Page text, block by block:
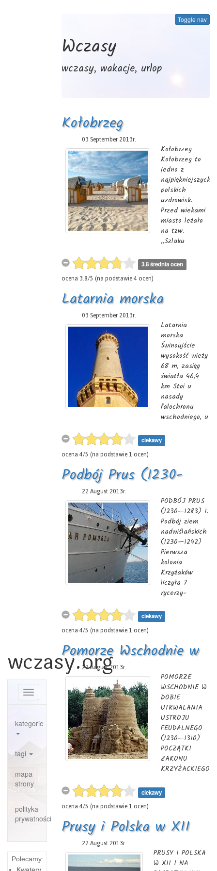
wczasy.org
Toggle
navigation
kategorie
tagi
mapa
strony
polityka
prywatności
Polecamy:
Kwatery
Toggle nav
Wczasy
wczasy, wakacje, urlop
Kołobrzeg
03 September 2013r.
Kołobrzeg
Kołobrzeg to
jedno z
najpiękniejszych
polskich
uzdrowisk.
Przed wiekami
miasto leżało
na tzw.
„Szlaku
słynęło z
produkcji soli.
Bałtyku", o
przesądzili już
przedwojenni
kuracjusze
oraz tutejsza
woda
mineralna
(solanka),
borowina,
klimat i
wszechobecna
naszych
czasów
układ
dominująca
nad miastem
Bazylika
Konkatedral-na
z bezcennymi
zabytkami
sztuki
gotyckiej.
3.8 średnia ocen
ocena 3.8/5 (na podstawie4 ocen)
Latarnia morska
Świnoujście
03 September 2013r.
Latarnia
morska
Świnoujście
wysokość wieży
68 m, zasięg
światła 46,4
km Stoi u
nasady
falochronu
wschodniego, u
morza. Jest
najwyższa nad
jedną z
najwyższych w
Wzniesiona w
1857 roku
zachowała się
do czasów
dzisiejszych w
niezmienionej
formie tylko
dzięki
niesubordynacji
niemieckiego
w czasie
wycofywania
Świnoujścia
wojsk
wykonał
rozkazu
wysadzenia jej
ciekawy
ocena4/5 (na podstawie1 ocen)
Podbój Prus (1230-
1283r)
22 August 2013r.
PODBÓJ PRUS
(1230—1283) 1.
Podbój ziem
nadwiślańskich
(1230—1242)
Pierwsza
kolonia
Krzyżaków
liczyła 7
rycerzy-
dowództwem
Hermana
z giermkami
nie
ona zapewne
liczby 70 osób
26. Stan ich
prawdopodobnie
szybko
wzrastał.
Początkowo
Krzyżacy
osiedli w
Nieszawie.
pomocy księcia
Konrada
odbudowali w
istniejący tu
dawniej gród w
Toruniu. Stąd
ciekawy
ocena4/5 (na podstawie1 ocen)
Pomorze Wschodnie w
Dobie Utrwalania
Ustroju
Feudalnego(1230-1310)
22 August 2013r.
POMORZE
WSCHODNIE W
DOBIE
UTRWALANIA
USTROJU
FEUDALNEGO
(1230—1310)
POCZĄTKI
ZAKONU
KRZYŻACKIEGO
CHEŁMIŃSKIEJ
I W PRUSACH
zakonu
krzyżackiego
wielkich
zakonów
ciekawy
ocena4/5 (na podstawie1 ocen)
Prusy i Polska w XII
wieku22 August 2013r.
PRUSY I POLSKA
W XII I NA